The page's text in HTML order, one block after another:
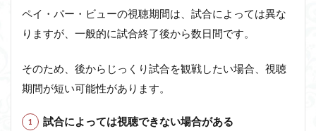
ペイ・パー・ビューの視聴期間は、試合によっては異な
りますが、一般的に試合終了後から数日間です。
そのため、後からじっくり試合を観戦したい場合、視聴
期間が短い可能性があります。
試合によっては視聴できない場合がある